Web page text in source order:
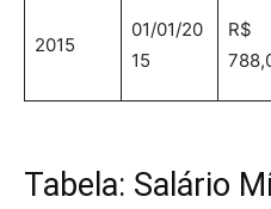
2015
01/01/20
15
R$
Tabela: Salário